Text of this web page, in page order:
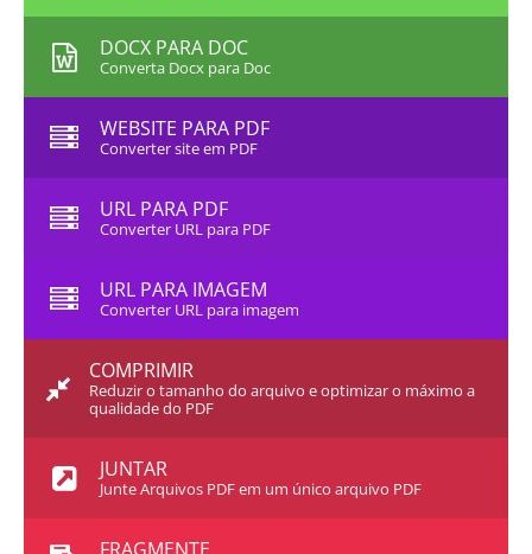
DOCX PARA DOC
Converta Docx para Doc
WEBSITE PARA PDF
Converter site em PDF
URL PARA PDF
Converter URL para PDF
URL PARA IMAGEM
Converter URL para imagem
COMPRIMIR
Reduzir o tamanho do arquivo e optimizar o máximo a
qualidade do PDF
JUNTAR
Junte Arquivos PDF em um único arquivo PDF